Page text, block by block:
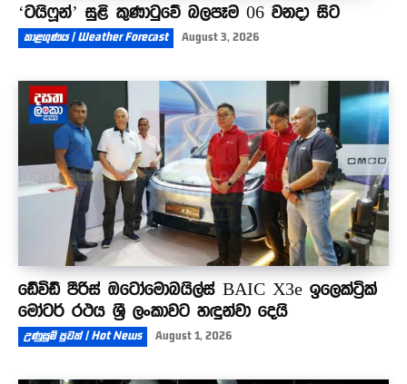
‘ටයිෆූන්’ සුළි කුණාටුවේ බලපෑම 06 වනදා සිට
කාළගුණය | Weather Forecast August 3, 2026
ඩේවිඩ් පීරිස් ඔටෝමොබයිල්ස් BAIC X3e ඉලෙක්ට්‍රික්
මෝටර් රථය ශ්‍රී ලංකාවට හඳුන්වා දෙයි
උණුසුම් පුවත් | Hot News August 1, 2026